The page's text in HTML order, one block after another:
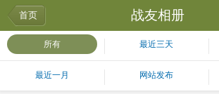
首页 战友相册
所有 最近三天
最近一月 网站发布